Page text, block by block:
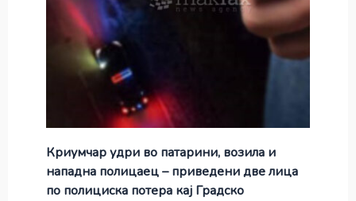
Криумчар удри во патарини, возила и
нападна полицаец – приведени две лица
по полициска потера кај Градско